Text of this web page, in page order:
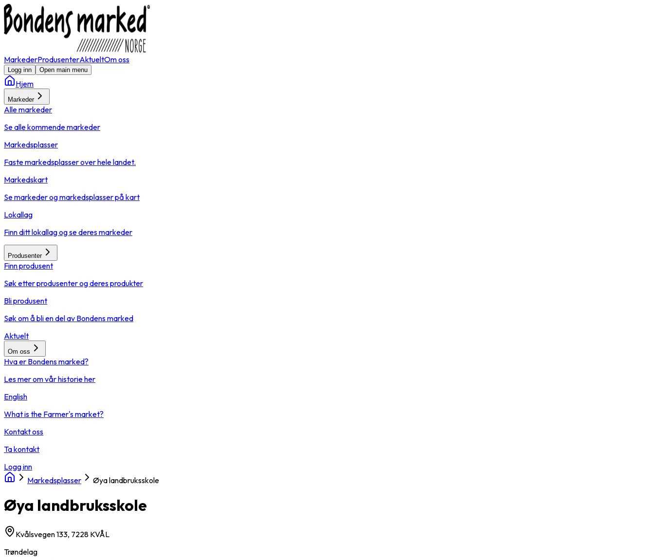
MarkederProdusenterAktueltOm oss
Logg inn Open main menu
Hjem
Markeder
Alle markeder
Se alle kommende markeder
Markedsplasser
Faste markedsplasser over hele landet.
Markedskart
Se markeder og markedsplasser på kart
Lokallag
Finn ditt lokallag og se deres markeder
Produsenter
Finn produsent
Søk etter produsenter og deres produkter
Bli produsent
Søk om å bli en del av Bondens marked
Aktuelt
Om oss
Hva er Bondens marked?
Les mer om vår historie her
English
What is the Farmer's market?
Kontakt oss
Ta kontakt
Logg inn
Markedsplasser
Øya landbruksskole
Øya landbruksskole
Kvålsvegen 133, 7228 KVÅL
Trøndelag